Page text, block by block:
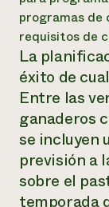
programas de
requisitos de
La
éxito de
Entre las
ganaderos
se incluyen
previsión a
sobre el
temporada